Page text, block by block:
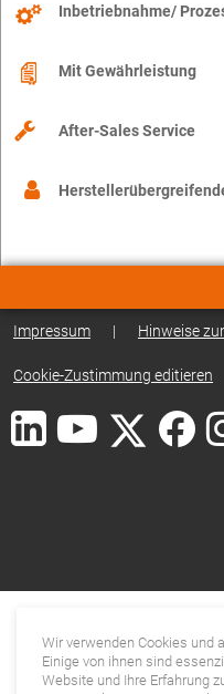
Inbetriebnahme/
Mit Gewährleistung
After-Sales Service
Impressum | Hinweise
Cookie-Zustimmung editieren
Wir verwenden Cookies und
Einige von ihnen sind
Website und Ihre Erfahrung